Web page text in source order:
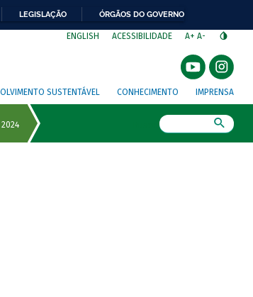
LEGISLAÇÃO ÓRGÃOS DO GOVERNO
ENGLISH ACESSIBILIDADE A+ A-
SUSTENTÁVEL CONHECIMENTO IMPRENSA